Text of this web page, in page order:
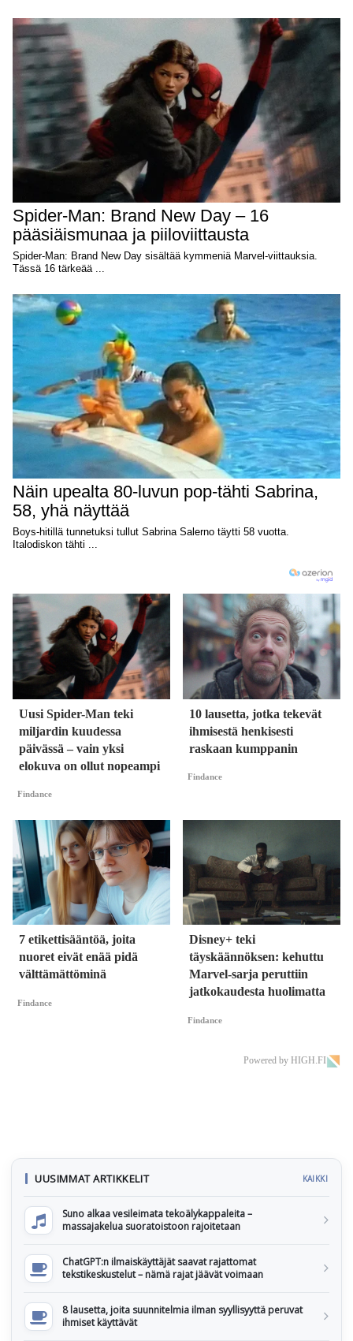
Uusi Spider-Man teki
miljardin kuudessa
päivässä – vain yksi
elokuva on ollut nopeampi
Findance
10 lausetta, jotka tekevät
ihmisestä henkisesti
raskaan kumppanin
Findance
7 etikettisääntöä, joita
nuoret eivät enää pidä
välttämättöminä
Findance
Disney+ teki
täyskäännöksen: kehuttu
Marvel-sarja peruttiin
jatkokaudesta huolimatta
Findance
Powered by HIGH.FI
UUSIMMAT ARTIKKELIT KAIKKI
Suno alkaa vesileimata tekoälykappaleita –
massajakelua suoratoistoon rajoitetaan
ChatGPT:n ilmaiskäyttäjät saavat rajattomat
tekstikeskustelut – nämä rajat jäävät voimaan
8 lausetta, joita suunnitelmia ilman syyllisyyttä peruvat
ihmiset käyttävät